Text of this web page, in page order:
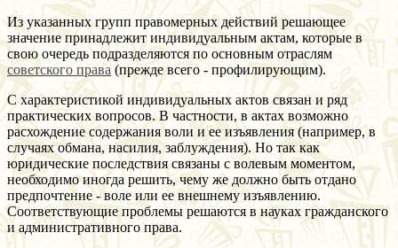
Из указанных групп правомерных действий решающее
значение принадлежит индивидуальным актам, которые в
свою очередь подразделяются по основным отраслям
советского права (прежде всего - профилирующим).
С характеристикой индивидуальных актов связан и ряд
практических вопросов. В частности, в актах возможно
расхождение содержания воли и ее изъявления (например, в
случаях обмана, насилия, заблуждения). Но так как
юридические последствия связаны с волевым моментом,
необходимо иногда решить, чему же должно быть отдано
предпочтение - воле или ее внешнему изъявлению.
Соответствующие проблемы решаются в науках гражданского
и административного права.